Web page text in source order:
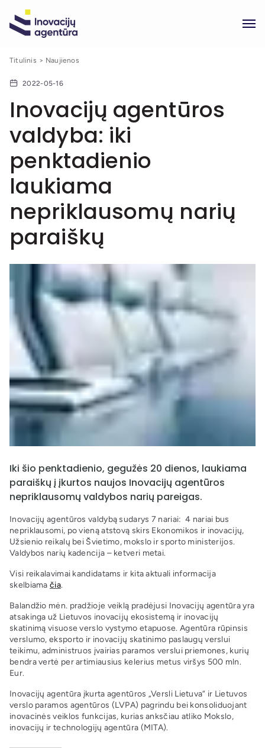
Titulinis Naujienos
2022-05-16
Inovacijų agentūros
valdyba: iki
penktadienio
laukiama
nepriklausomų narių
paraiškų
Iki šio penktadienio, gegužės 20 dienos, laukiama
paraiškų į įkurtos naujos Inovacijų agentūros
nepriklausomų valdybos narių pareigas.
Inovacijų agentūros valdybą sudarys 7 nariai: 4 nariai bus
nepriklausomi, po vieną atstovą skirs Ekonomikos ir inovacijų,
Užsienio reikalų bei Švietimo, mokslo ir sporto ministerijos.
Valdybos narių kadencija – ketveri metai.
Visi reikalavimai kandidatams ir kita aktuali informacija
skelbiama čia.
Balandžio mėn. pradžioje veiklą pradėjusi Inovacijų agentūra yra
atsakinga už Lietuvos inovacijų ekosistemą ir inovacijų
skatinimą visuose verslo vystymo etapuose. Agentūra rūpinsis
verslumo, eksporto ir inovacijų skatinimo paslaugų verslui
teikimu, administruos įvairias paramos verslui priemones, kurių
bendra vertė per artimiausius kelerius metus viršys 500 mln.
Eur.
Inovacijų agentūra įkurta agentūros „Versli Lietuva“ ir Lietuvos
verslo paramos agentūros (LVPA) pagrindu bei konsoliduojant
inovacinės veiklos funkcijas, kurias anksčiau atliko Mokslo,
inovacijų ir technologijų agentūra (MITA).